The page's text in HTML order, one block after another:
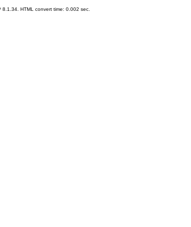
8.1.34. HTML convert time: 0.002 sec.